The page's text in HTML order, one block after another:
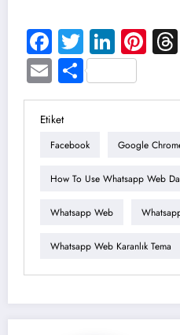
Facebook
Twitter
EmailShare
Etiket
Facebook Google
How To Use Whatsapp Web
Whatsapp Web
Whatsapp Web Karanlık Tema